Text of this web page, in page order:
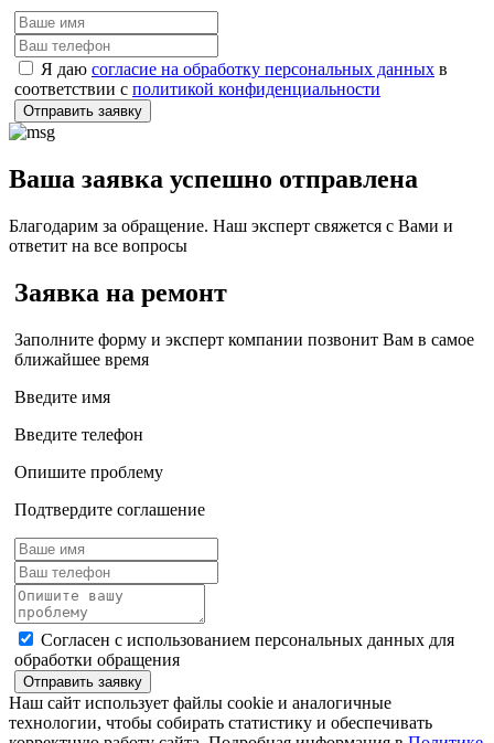
Я даю согласие на обработку персональных данных в
соответствии с политикой конфиденциальности
Отправить заявку
Ваша заявка успешно отправлена
Благодарим за обращение. Наш эксперт свяжется с Вами и
ответит на все вопросы
Заявка на ремонт
Заполните форму и эксперт компании позвонит Вам в самое
ближайшее время
Введите имя
Введите телефон
Опишите проблему
Подтвердите соглашение
Согласен с использованием персональных данных для
обработки обращения
Отправить заявку
Наш сайт использует файлы cookie и аналогичные
технологии, чтобы собирать статистику и обеспечивать